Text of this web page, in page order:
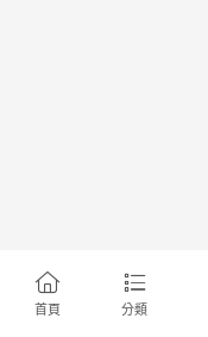
首頁 分類